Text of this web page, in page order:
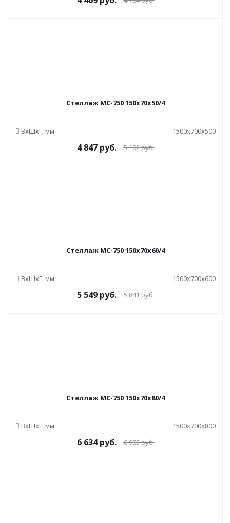
Стеллаж МС-750 150x70x50/4
ВxШxГ, мм: 1500x700x500
4 847руб. 5 102руб.
Стеллаж МС-750 150x70x60/4
ВxШxГ, мм: 1500x700x600
5 549руб. 5 841руб.
Стеллаж МС-750 150x70x80/4
ВxШxГ, мм: 1500x700x800
6 634руб. 6 983руб.